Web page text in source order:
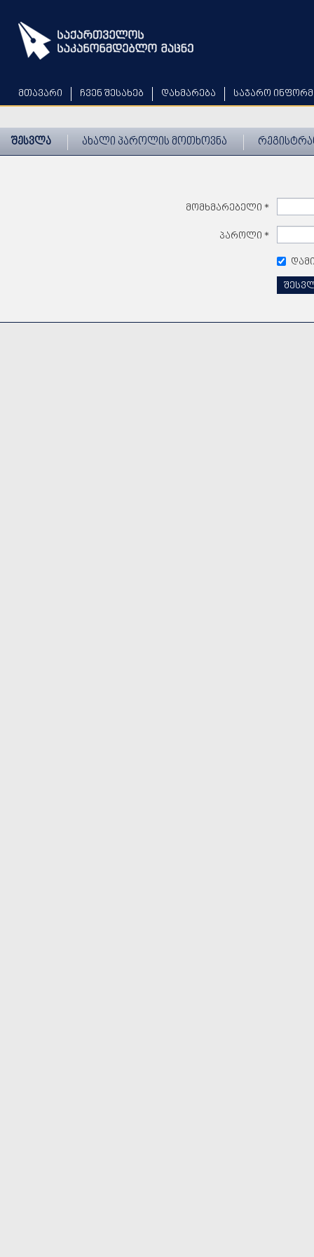
main
content
მთავარი ჩვენ შესახებ დახმარება საჯარო
შესვლა ახალი პაროლის მოთხოვნა
მომხმარებელი *
პაროლი *